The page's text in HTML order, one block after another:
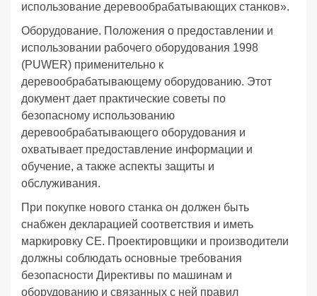
использование деревообрабатывающих станков».
Оборудование. Положения о предоставлении и
использовании рабочего оборудования 1998
(PUWER) применительно к
деревообрабатывающему оборудованию. Этот
документ дает практические советы по
безопасному использованию
деревообрабатывающего оборудования и
охватывает предоставление информации и
обучение, а также аспекты защиты и
обслуживания.
При покупке нового станка он должен быть
снабжен декларацией соответствия и иметь
маркировку CE. Проектировщики и производители
должны соблюдать основные требования
безопасности Директивы по машинам и
оборудованию и связанных с ней правил